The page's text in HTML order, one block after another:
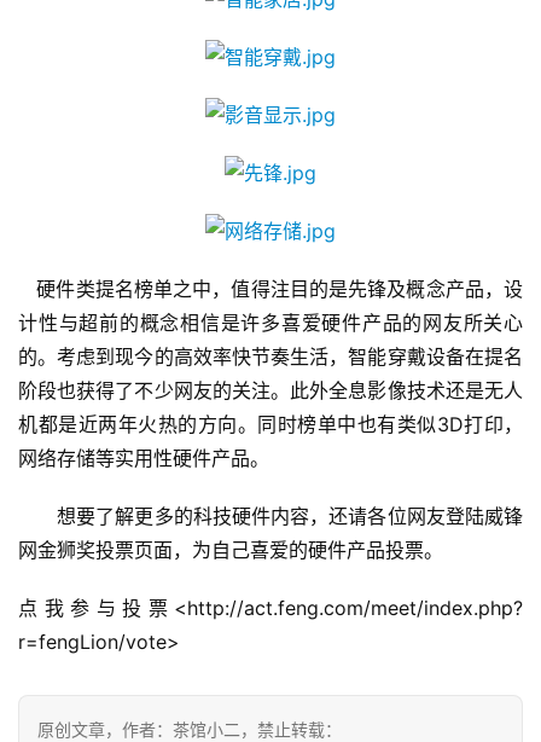
戏
2
0
2
第
届
茶
奖
硬件类提名榜单之中，值得注目的是先锋及概念产品，设
计性与超前的概念相信是许多喜爱硬件产品的网友所关心
的。考虑到现今的高效率快节奏生活，智能穿戴设备在提名
阶段也获得了不少网友的关注。此外全息影像技术还是无人
机都是近两年火热的方向。同时榜单中也有类似3D打印，
网络存储等实用性硬件产品。
想要了解更多的科技硬件内容，还请各位网友登陆威锋
网金狮奖投票页面，为自己喜爱的硬件产品投票。
点我参与投票<http://act.feng.com/meet/index.php?
r=fengLion/vote>
原创文章，作者：茶馆小二，禁止转载：